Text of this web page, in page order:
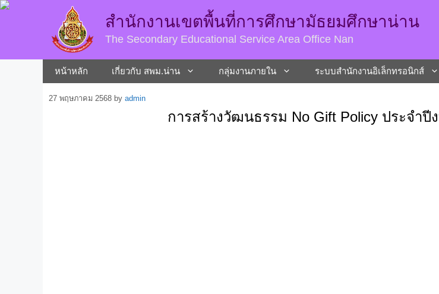
สำนักงานเขตพื้นที่การศึกษามัธยมศึกษาน่าน
The Secondary Educational Service Area Office Nan
หน้าหลัก เกี่ยวกับ สพม.น่าน กลุ่มงานภายใน ระบบสํานักงานอิเล็กทรอนิกส์
27 พฤษภาคม 2568 by admin
การสร้างวัฒนธรรม No Gift Policy ประจำ